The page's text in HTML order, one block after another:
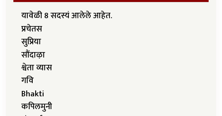
यावेळी 8 सदस्यं आलेले आहेत.
प्रचेतस
सुप्रिया
सौंदाऴा
श्वेता व्यास
गवि
Bhakti
कपिलमुनी